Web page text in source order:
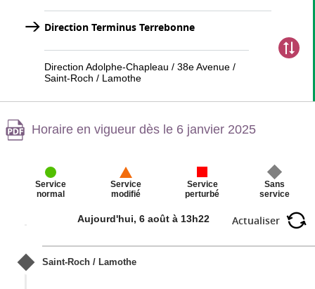
Direction Terminus Terrebonne
Direction Adolphe-Chapleau / 38e Avenue /
Saint-Roch / Lamothe
Attention,
Horaire en vigueur dès le 6 janvier 2025
Service
normal
Service
modifié
Service
perturbé
Sans
service
Aujourd'hui, 6 août à 13h22 Actualiser
Saint-Roch / Lamothe